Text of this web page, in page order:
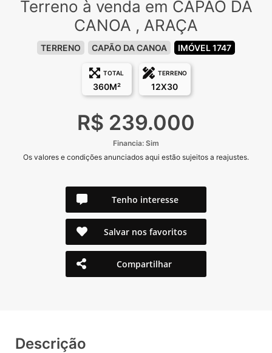
Terreno à venda em CAPÃO DA
CANOA , ARAÇA
TERRENO CAPÃO DA CANOA IMÓVEL 1747
TOTAL
360M²
TERRENO
12X30
R$ 239.000
Financia: Sim
Os valores e condições anunciados aqui estão sujeitos a reajustes.
Tenho interesse
Salvar nos favoritos
Compartilhar
Descrição